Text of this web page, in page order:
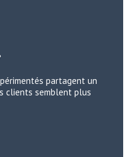
partagent un
clients semblent plus